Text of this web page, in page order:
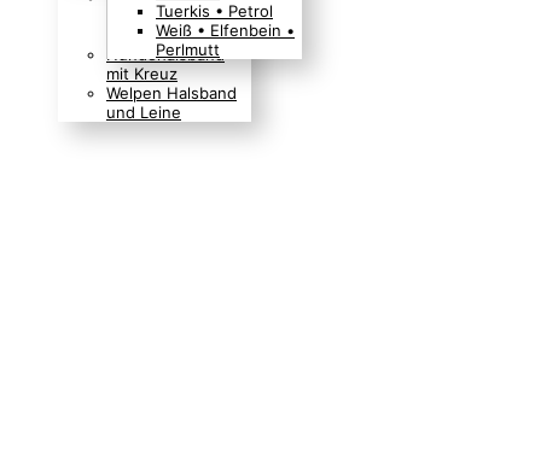
Boho Indianer
Hippie Look
Hundehalsband
mit Kreuz
Welpen Halsband
und Leine
Tuerkis • Petrol
Weiß • Elfenbein •
Perlmutt